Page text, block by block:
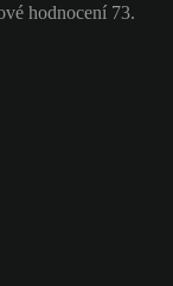
hodnocení 73.